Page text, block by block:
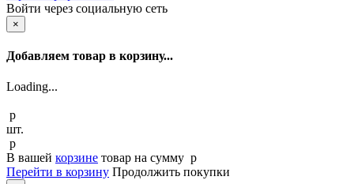
Войти через социальную сеть
×
Добавляем товар в корзину...
Loading...
p
шт.
p
В вашей корзине товар на сумму p
Перейти в корзину Продолжить покупки